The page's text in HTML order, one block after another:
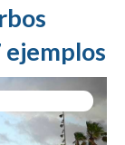
ejemplos